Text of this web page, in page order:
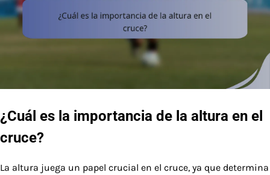
¿Cuál es la importancia de la altura en el
cruce?
La altura juega un papel crucial en el cruce, ya que determina